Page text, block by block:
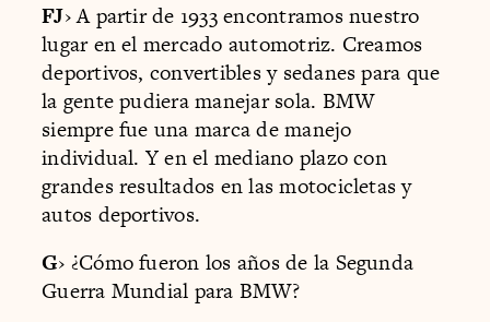
FJ› A partir de 1933 encontramos nuestro
lugar en el mercado automotriz. Creamos
deportivos, convertibles y sedanes para que
la gente pudiera manejar sola. BMW
siempre fue una marca de manejo
individual. Y en el mediano plazo con
grandes resultados en las motocicletas y
autos deportivos.
G› ¿Cómo fueron los años de la Segunda
Guerra Mundial para BMW?